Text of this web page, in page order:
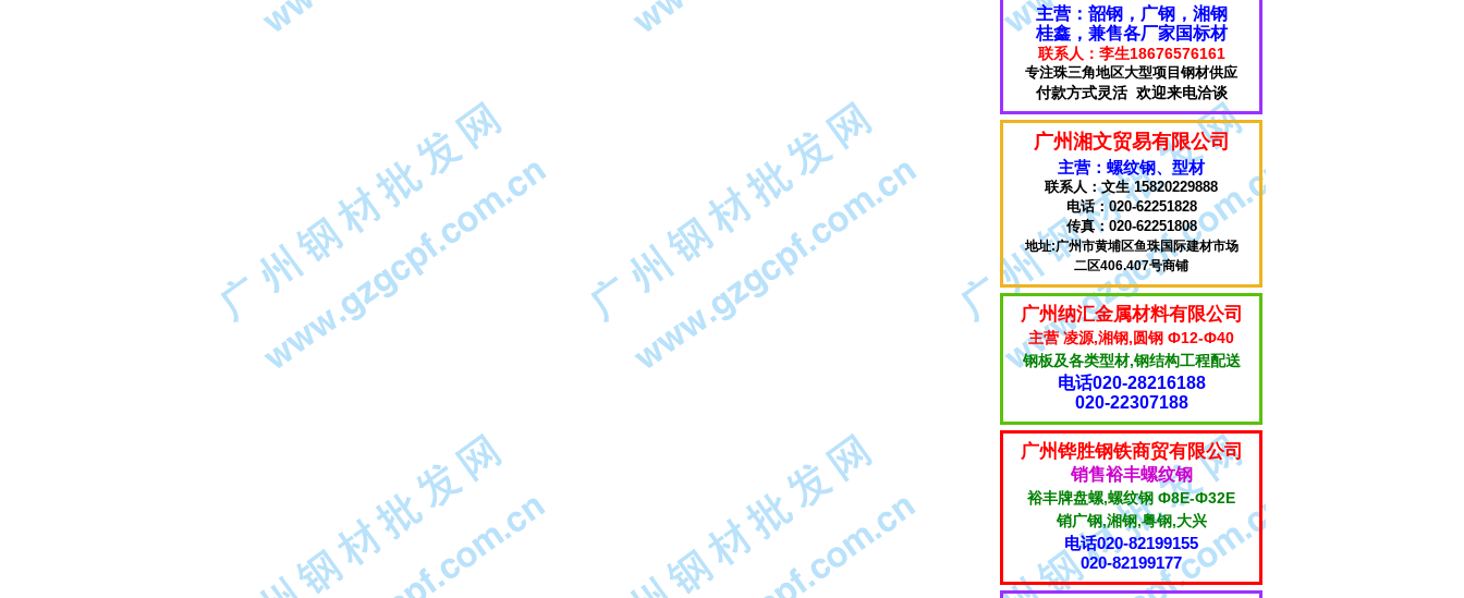
主营：韶钢，广钢，湘钢
桂鑫，兼售各厂家国标材
联系人：李生18676576161
专注珠三角地区大型项目钢材供应
付款方式灵活 欢迎来电洽谈
广州湘文贸易有限公司
主营：螺纹钢、型材
联系人：文生 15820229888
电话：020-62251828
传真：020-62251808
地址:广州市黄埔区鱼珠国际建材市场
二区406.407号商铺
广州纳汇金属材料有限公司
主营 凌源,湘钢,圆钢 Ф12-Ф40
钢板及各类型材,钢结构工程配送
电话020-28216188
020-22307188
广州铧胜钢铁商贸有限公司
销售裕丰螺纹钢
裕丰牌盘螺,螺纹钢 Ф8E-Ф32E
销广钢,湘钢,粤钢,大兴
电话020-82199155
020-82199177